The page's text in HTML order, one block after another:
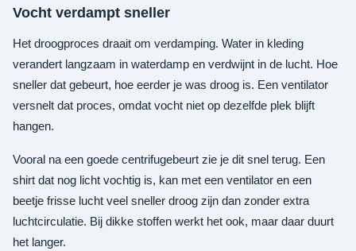
Vocht verdampt sneller
Het droogproces draait om verdamping. Water in kleding
verandert langzaam in waterdamp en verdwijnt in de lucht. Hoe
sneller dat gebeurt, hoe eerder je was droog is. Een ventilator
versnelt dat proces, omdat vocht niet op dezelfde plek blijft
hangen.
Vooral na een goede centrifugebeurt zie je dit snel terug. Een
shirt dat nog licht vochtig is, kan met een ventilator en een
beetje frisse lucht veel sneller droog zijn dan zonder extra
luchtcirculatie. Bij dikke stoffen werkt het ook, maar daar duurt
het langer.